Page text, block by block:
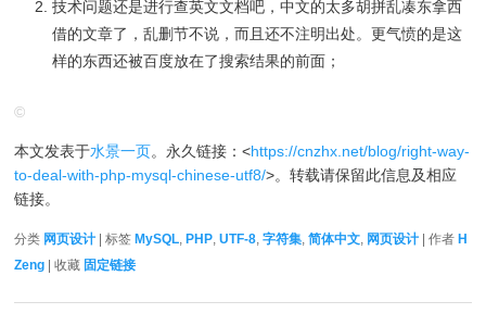
技术问题还是进行查英文文档吧，中文的太多胡拼乱凑东拿西
借的文章了，乱删节不说，而且还不注明出处。更气愤的是这
样的东西还被百度放在了搜索结果的前面；
©
本文发表于水景一页。永久链接：<https://cnzhx.net/blog/right-way-
to-deal-with-php-mysql-chinese-utf8/>。转载请保留此信息及相应
链接。
分类 网页设计 | 标签MySQL ,PHP ,UTF-8 ,字符集 ,简体中文 网页设计 | 作者H
Zeng | 收藏 固定链接